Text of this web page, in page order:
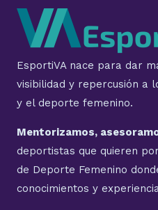
EsportiVA nace para dar
visibilidad y repercusión a
y el deporte femenino.
Mentorizamos,
deportistas que quieren
de Deporte Femenino
conocimientos y